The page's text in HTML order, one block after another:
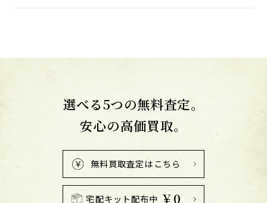
選べる5つの無料査定。
安心の高価買取。
無料買取査定はこちら
宅配キット配布中 ￥0